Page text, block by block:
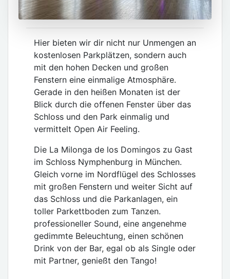
Hier bieten wir dir nicht nur Unmengen an
kostenlosen Parkplätzen, sondern auch
mit den hohen Decken und großen
Fenstern eine einmalige Atmosphäre.
Gerade in den heißen Monaten ist der
Blick durch die offenen Fenster über das
Schloss und den Park einmalig und
vermittelt Open Air Feeling.
Die La Milonga de los Domingos zu Gast
im Schloss Nymphenburg in München.
Gleich vorne im Nordflügel des Schlosses
mit großen Fenstern und weiter Sicht auf
das Schloss und die Parkanlagen, ein
toller Parkettboden zum Tanzen.
professioneller Sound, eine angenehme
gedimmte Beleuchtung, einen schönen
Drink von der Bar, egal ob als Single oder
mit Partner, genießt den Tango!